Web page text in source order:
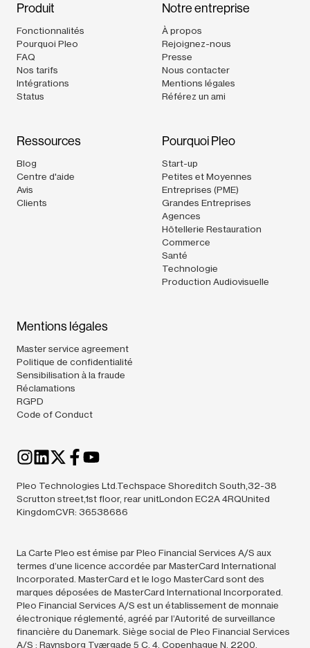
Produit
Fonctionnalités
Pourquoi Pleo
FAQ
Nos tarifs
Intégrations
Status
Notre entreprise
À propos
Rejoignez-nous
Presse
Nous contacter
Mentions légales
Référez un ami
Ressources
Blog
Centre d'aide
Avis
Clients
Pourquoi Pleo
Start-up
Petites et Moyennes
Entreprises (PME)
Grandes Entreprises
Agences
Hôtellerie Restauration
Commerce
Santé
Technologie
Production Audiovisuelle
Mentions légales
Master service agreement
Politique de confidentialité
Sensibilisation à la fraude
Réclamations
RGPD
Code of Conduct
Pleo Technologies Ltd.Techspace Shoreditch South,32-38
Scrutton street,1st floor, rear unitLondon EC2A 4RQUnited
KingdomCVR: 36538686
La Carte Pleo est émise par Pleo Financial Services A/S aux
termes d’une licence accordée par MasterCard International
Incorporated. MasterCard et le logo MasterCard sont des
marques déposées de MasterCard International Incorporated.
Pleo Financial Services A/S est un établissement de monnaie
électronique réglementé, agréé par l’Autorité de surveillance
financière du Danemark. Siège social de Pleo Financial Services
A/S : Ravnsborg Tværgade 5 C, 4. Copenhague N, 2200,